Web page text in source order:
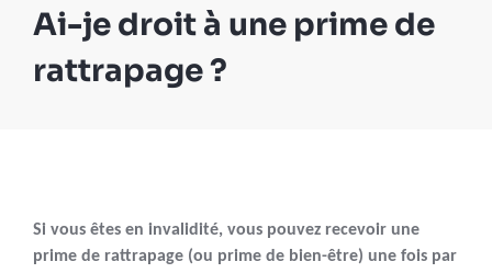
Ai-je droit à une prime de
rattrapage ?
Si vous êtes en invalidité, vous pouvez recevoir une
prime de rattrapage (ou prime de bien-être) une fois par